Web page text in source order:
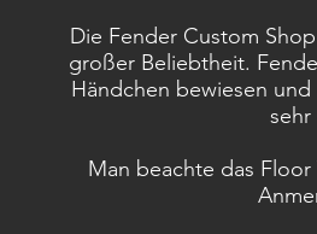
Die Fender Custom
großer Beliebtheit.
Händchen bewiesen
Man beachte das